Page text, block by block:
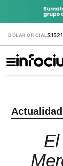
DÓLAR OFICIAL
Actualidad